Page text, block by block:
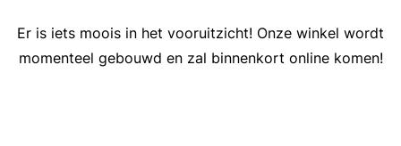
Er is iets moois in het vooruitzicht! Onze winkel wordt
momenteel gebouwd en zal binnenkort online komen!